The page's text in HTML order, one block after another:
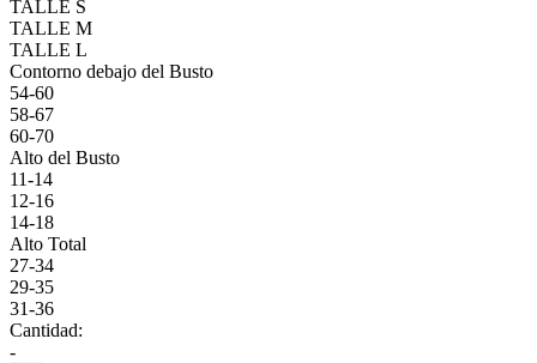
TALLE S
TALLE M
TALLE L
Contorno debajo del Busto
54-60
58-67
60-70
Alto del Busto
11-14
12-16
14-18
Alto Total
27-34
29-35
31-36
Cantidad:
-